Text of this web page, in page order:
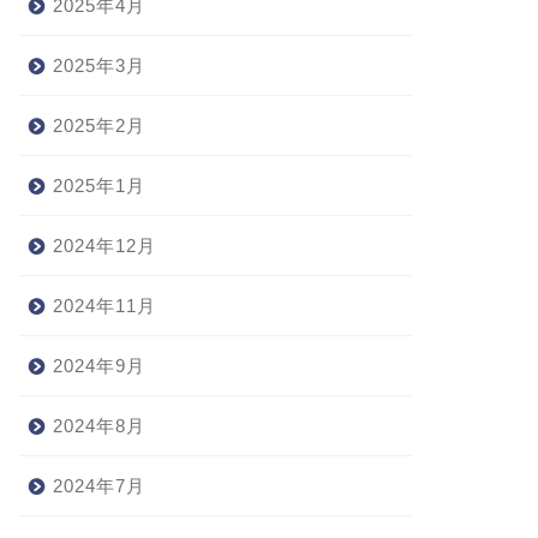
2025年4月
2025年3月
2025年2月
2025年1月
2024年12月
2024年11月
2024年9月
2024年8月
2024年7月